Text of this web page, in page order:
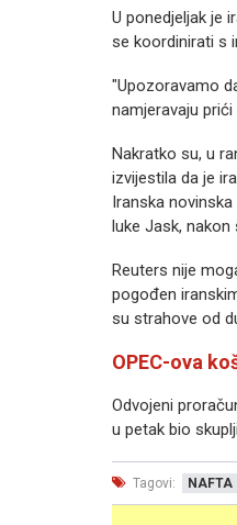
U ponedjeljak je
se koordinirati s
"Upozoravamo
namjeravaju
Nakratko su, u
izvijestila da je
Iranska novinska
luke Jask,
Reuters nije
pogođen
su strahove od
OPEC-ova
Odvojeni
u petak bio
Tagovi: NAFTA